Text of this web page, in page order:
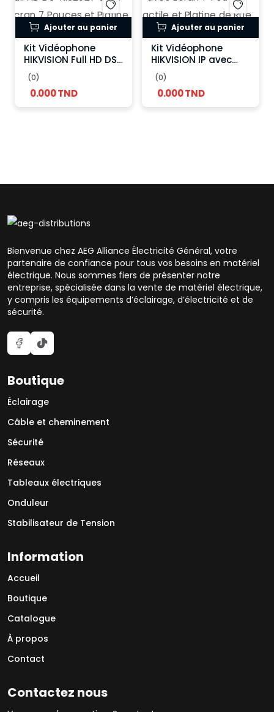
Ajouter au panier
Kit Vidéophone
HIKVISION Full HD DS-
KIS202T avec Écran 7
Pouces et Platine de
Rue Caméra HD
(0)
0.000 TND
Ajouter au panier
Kit Vidéophone
HIKVISION IP avec
Écran 7 Pouces
Tactile et Platine de
Rue Caméra HD
(0)
0.000 TND
Bienvenue chez AEG Alliance Électricité Général, votre
partenaire de confiance pour tous vos besoins en matériel
électrique. Nous sommes fiers de présenter notre
entreprise, spécialisée dans la vente de matériel électrique,
y compris les équipements d’éclairage, d’électricité et de
sécurité.
Boutique
Éclairage
Câble et cheminement
Sécurité
Réseaux
Tableaux électriques
Onduleur
Stabilisateur de Tension
Information
Accueil
Boutique
Catalogue
À propos
Contact
Contactez nous